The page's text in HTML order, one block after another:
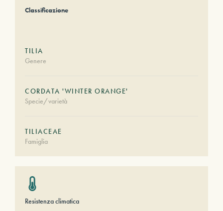
Classificazione
TILIA
Genere
CORDATA 'WINTER ORANGE'
Specie/varietà
TILIACEAE
Famiglia
Resistenza climatica